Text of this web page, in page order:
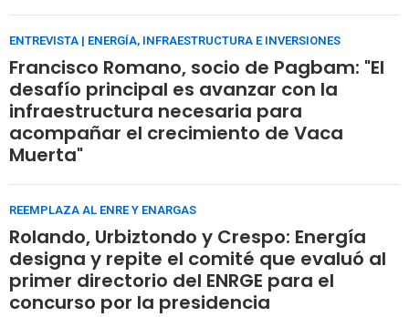
ENTREVISTA | ENERGÍA, INFRAESTRUCTURA E INVERSIONES
Francisco Romano, socio de Pagbam: "El
desafío principal es avanzar con la
infraestructura necesaria para
acompañar el crecimiento de Vaca
Muerta"
REEMPLAZA AL ENRE Y ENARGAS
Rolando, Urbiztondo y Crespo: Energía
designa y repite el comité que evaluó al
primer directorio del ENRGE para el
concurso por la presidencia